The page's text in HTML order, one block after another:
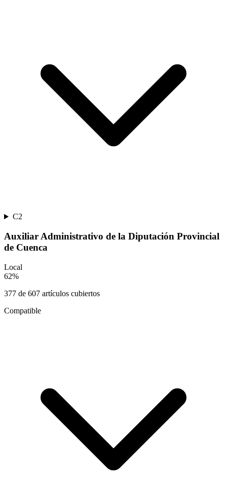
C2
Auxiliar Administrativo de la Diputación Provincial
de Cuenca
Local
62%
377 de 607 artículos cubiertos
Compatible